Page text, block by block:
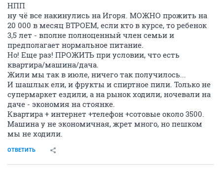
НПП
ну чё все накинулись на Игоря. МОЖНО прожить на
20 000 в месяц ВТРОЕМ, если кто в курсе, то ребенок
3,5 лет - вполне полноценный член семьи и
предполагает нормальное питание.
Но! Еще раз! ПРОЖИТЬ при условии, что есть
квартира/машина/дача.
Жили мы так в июле, ничего так получилось...
И шашлык ели, и фрукты и спиртное пили. Только не
супермаркет ездили, а на рынок ходили, ночевали на
даче - экономия на стоянке.
Квартира + интернет +телефон +сотовые около 3500.
Машина у не экономичная, жрет много, но пешком
мы не ходили.
ОТВЕТИТЬ